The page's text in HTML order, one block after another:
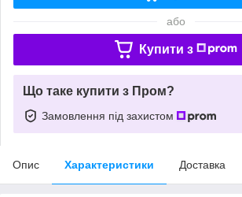
або
Купити з
Що таке купити з Пром?
Замовлення під захистом
Опис Характеристики Доставка